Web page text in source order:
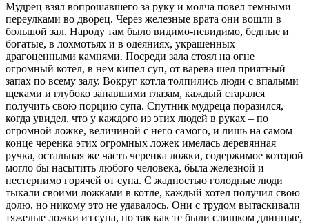
Мудрец взял вопрошавшего за руку и молча повел темными
переулками во дворец. Через железные врата они вошли в
большой зал. Народу там было видимо-невидимо, бедные и
богатые, в лохмотьях и в одеяниях, украшенных
драгоценными камнями. Посреди зала стоял на огне
огромный котел, в нем кипел суп, от варева шел приятный
запах по всему залу. Вокруг котла толпились люди с впалыми
щеками и глубоко запавшими глазам, каждый старался
получить свою порцию супа. Спутник мудреца поразился,
когда увидел, что у каждого из этих людей в руках – по
огромной ложке, величиной с него самого, и лишь на самом
конце черенка этих огромных ложек имелась деревянная
ручка, остальная же часть черенка ложки, содержимое которой
могло бы насытить любого человека, была железной и
нестерпимо горячей от супа. С жадностью голодные люди
тыкали своими ложками в котле, каждый хотел получил свою
долю, но никому это не удавалось. Они с трудом вытаскивали
тяжелые ложки из супа, но так как те были слишком длинные,